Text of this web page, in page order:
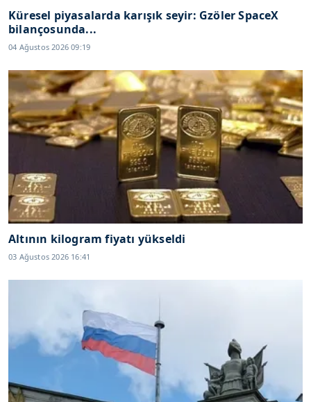
Küresel piyasalarda karışık seyir: Gzöler SpaceX
bilançosunda...
04 Ağustos 2026 09:19
Altının kilogram fiyatı yükseldi
03 Ağustos 2026 16:41